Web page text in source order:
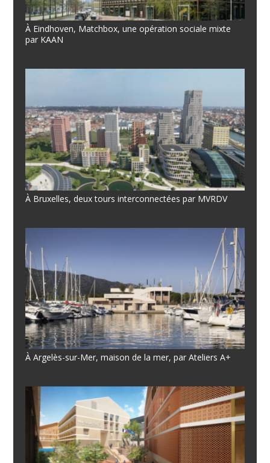
À Eindhoven, Matchbox, une opération sociale mixte
par KAAN
À Bruxelles, deux tours interconnectées par MVRDV
À Argelès-sur-Mer, maison de la mer, par Ateliers A+